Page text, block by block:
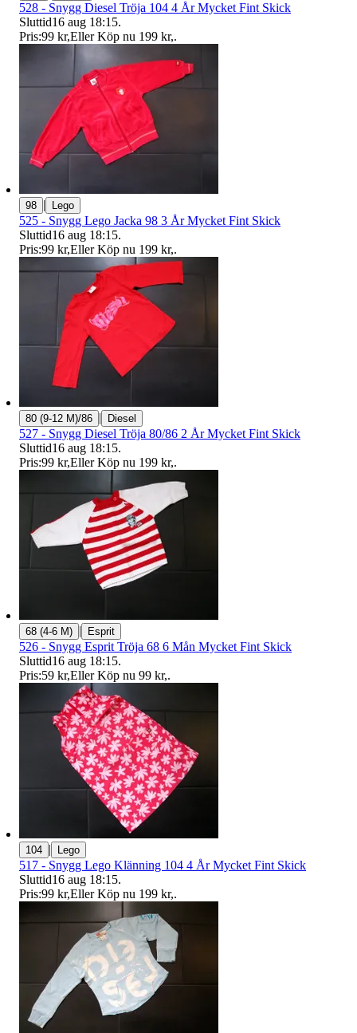
528 - Snygg Diesel Tröja 104 4 År Mycket Fint Skick
Sluttid16 aug 18:15.
Pris:99 kr,Eller Köp nu 199 kr,.
98 | Lego
525 - Snygg Lego Jacka 98 3 År Mycket Fint Skick
Sluttid16 aug 18:15.
Pris:99 kr,Eller Köp nu 199 kr,.
80 (9-12 M)/86 | Diesel
527 - Snygg Diesel Tröja 80/86 2 År Mycket Fint Skick
Sluttid16 aug 18:15.
Pris:99 kr,Eller Köp nu 199 kr,.
68 (4-6 M) | Esprit
526 - Snygg Esprit Tröja 68 6 Mån Mycket Fint Skick
Sluttid16 aug 18:15.
Pris:59 kr,Eller Köp nu 99 kr,.
104 | Lego
517 - Snygg Lego Klänning 104 4 År Mycket Fint Skick
Sluttid16 aug 18:15.
Pris:99 kr,Eller Köp nu 199 kr,.